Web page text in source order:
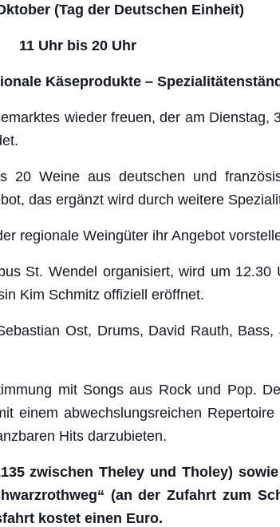
(Tag der Deutschen Einheit)
11 Uhr bis 20 Uhr
Käseprodukte –
wieder freuen, der am Dienstag,
Weine aus deutschen und
das ergänzt wird durch weitere
regionale Weingüter ihr Angebot
St. Wendel organisiert, wird um 12.30
Kim Schmitz offiziell eröffnet.
Ost, Drums, David Rauth,
mit Songs aus Rock und Pop.
einem abwechslungsreichen
Hits darzubieten.
zwischen Theley und Tholey) sowie
(an der Zufahrt zum
kostet einen Euro.